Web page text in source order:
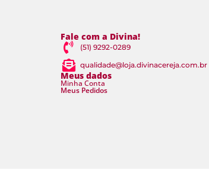
Fale com a Divina!
(51) 9292-0289
qualidade@loja.divinacereja.com.br
Meus dados
Minha Conta
Meus Pedidos